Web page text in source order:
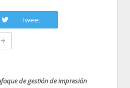
Tweet
+
de gestión de impresión